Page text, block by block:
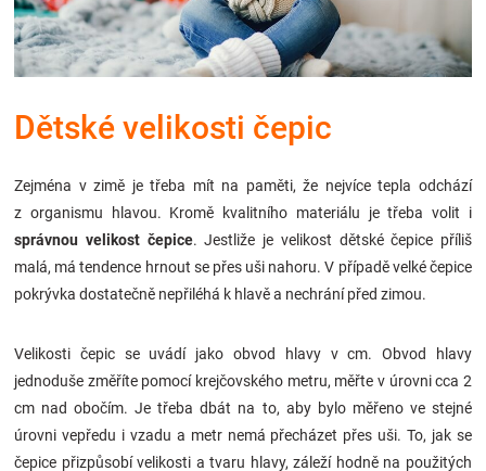
děti
oblečení
Novinky
Značky
Hračkářství
Přihlášení
Dětské velikosti čepic
Zejména v zimě je třeba mít na paměti, že nejvíce tepla odchází
z organismu hlavou. Kromě kvalitního materiálu je třeba volit i
správnou velikost čepice. Jestliže je velikost dětské čepice příliš
malá, má tendence hrnout se přes uši nahoru. V případě velké čepice
pokrývka dostatečně nepřiléhá k hlavě a nechrání před zimou.
Velikosti čepic se uvádí jako obvod hlavy v cm. Obvod hlavy
jednoduše změříte pomocí krejčovského metru, měřte v úrovni cca 2
cm nad obočím. Je třeba dbát na to, aby bylo měřeno ve stejné
úrovni vepředu i vzadu a metr nemá přecházet přes uši. To, jak se
čepice přizpůsobí velikosti a tvaru hlavy, záleží hodně na použitých